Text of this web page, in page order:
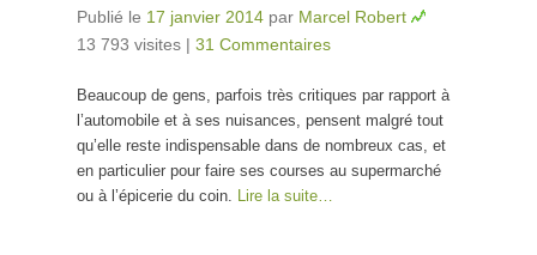
Publié le 17 janvier 2014 par Marcel Robert
13 793 visites | 31 Commentaires
Beaucoup de gens, parfois très critiques par rapport à
l’automobile et à ses nuisances, pensent malgré tout
qu’elle reste indispensable dans de nombreux cas, et
en particulier pour faire ses courses au supermarché
ou à l’épicerie du coin. Lire la suite…